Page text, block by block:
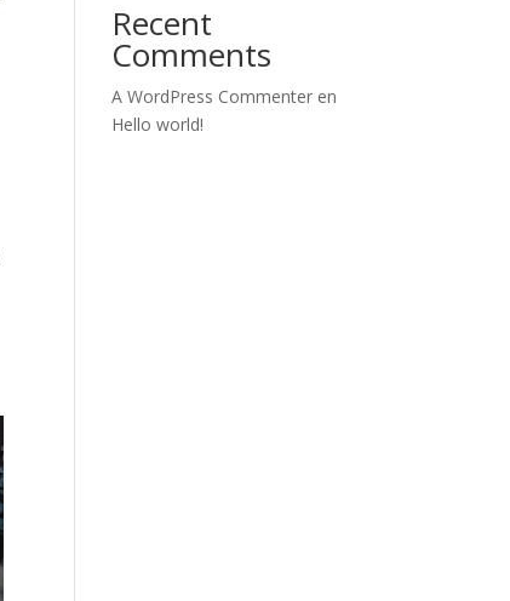
Recent
Comments
A WordPress Commenter en
Hello world!